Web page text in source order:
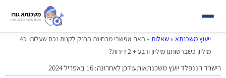
ייעוץ משכנתא » שאלות »
האם אפשרי מבחינת הבנק לקנות נכס שעלותו כ4
מיליון כשברשותנו מיליון ורבע + 2 דירות?
רישרד הננפלד יועץ משכנתאותעודכן לאחרונה: 16 באפריל 2024